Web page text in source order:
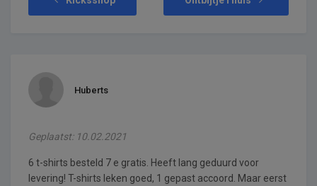
Huberts
Geplaatst: 10.02.2021
6 t-shirts besteld 7 e gratis. Heeft lang geduurd voor
levering! T-shirts leken goed, 1 gepast accoord. Maar eerst